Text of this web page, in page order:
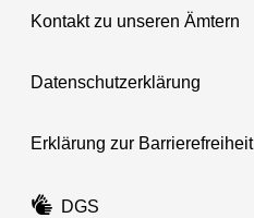
Kontakt zu unseren Ämtern
Datenschutzerklärung
Erklärung zur Barrierefreiheit
DGS